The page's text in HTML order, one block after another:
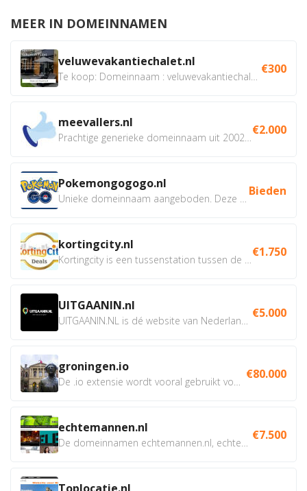
MEER IN DOMEINNAMEN
veluwevakantiechalet.nl €300
meevallers.nl €2.000
Pokemongogogo.nl Bieden
kortingcity.nl €1.750
UITGAANIN.nl €5.000
groningen.io €80.000
echtemannen.nl €7.500
Toplocatie.nl